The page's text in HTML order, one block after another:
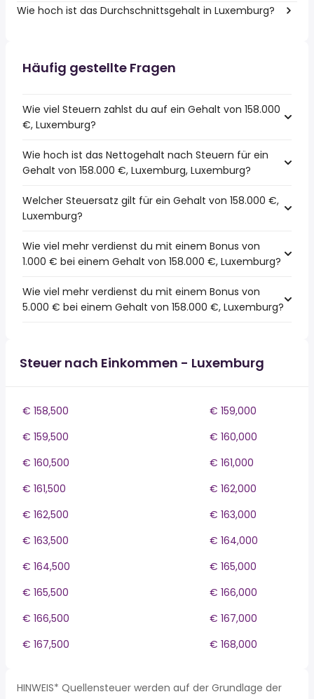
Wie hoch ist das Durchschnittsgehalt in Luxemburg?
Häufig gestellte Fragen
Wie viel Steuern zahlst du auf ein Gehalt von 158.000
€, Luxemburg?
Wie hoch ist das Nettogehalt nach Steuern für ein
Gehalt von 158.000 €, Luxemburg, Luxemburg?
Welcher Steuersatz gilt für ein Gehalt von 158.000 €,
Luxemburg?
Wie viel mehr verdienst du mit einem Bonus von
1.000 € bei einem Gehalt von 158.000 €, Luxemburg?
Wie viel mehr verdienst du mit einem Bonus von
5.000 € bei einem Gehalt von 158.000 €, Luxemburg?
Steuer nach Einkommen - Luxemburg
€ 158,500
€ 159,000
€ 159,500
€ 160,000
€ 160,500
€ 161,000
€ 161,500
€ 162,000
€ 162,500
€ 163,000
€ 163,500
€ 164,000
€ 164,500
€ 165,000
€ 165,500
€ 166,000
€ 166,500
€ 167,000
€ 167,500
€ 168,000
HINWEIS* Quellensteuer werden auf der Grundlage der